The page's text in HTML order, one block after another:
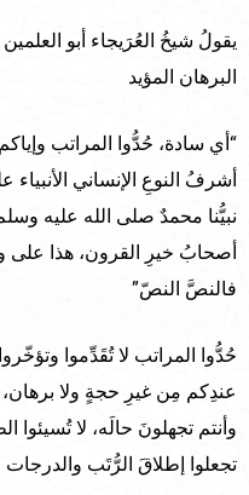
يقولُ شيخُ العُرَيجاء أبو
البرهان المؤيد
“أي سادة، حُدُّوا المراتب
أشرفُ النوعِ الإنساني الأنبياء
نبيُّنا محمدٌ صلى الله عليه
أصحابُ خيرِ القرون، هذا على
فالنصَّ النصّ”
حُدُّوا المراتب لا تُقَدِّموا
عندِكم مِن غيرِ حجةٍ ولا برهان،
وأنتم تجهلونَ حالَه، لا تُسيئوا
تجعلوا إطلاقَ الرُّتَب والدرجات